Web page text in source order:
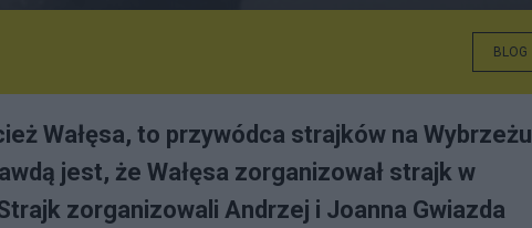
BLOG
Wałęsa, to przywódca strajków na Wybrzeżu
jest, że Wałęsa zorganizował strajk w
zorganizowali Andrzej i Joanna Gwiazda